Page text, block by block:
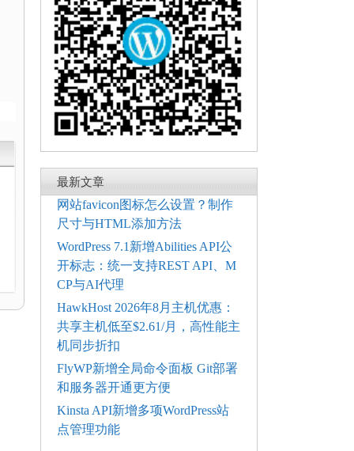
最新文章
网站favicon图标怎么设置？制作
尺寸与HTML添加方法
WordPress 7.1新增Abilities API公
开标志：统一支持REST API、M
CP与AI代理
HawkHost 2026年8月主机优惠：
共享主机低至$2.61/月，高性能主
机同步折扣
FlyWP新增全局命令面板 Git部署
和服务器开通更方便
Kinsta API新增多项WordPress站
点管理功能